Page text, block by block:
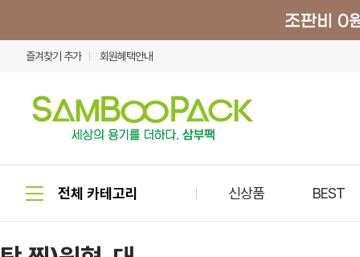
즐겨찾기 추가 회원혜택안내
신상품 BEST